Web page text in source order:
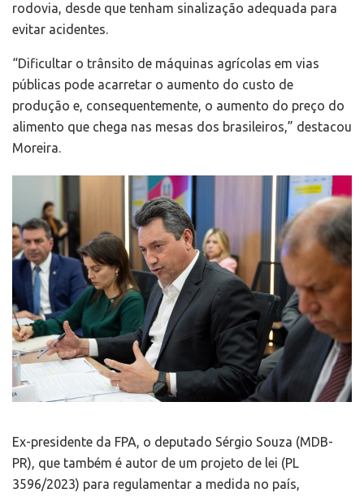
rodovia, desde que tenham sinalização adequada para
evitar acidentes.
“Dificultar o trânsito de máquinas agrícolas em vias
públicas pode acarretar o aumento do custo de
produção e, consequentemente, o aumento do preço do
alimento que chega nas mesas dos brasileiros,” destacou
Moreira.
Ex-presidente da FPA, o deputado Sérgio Souza (MDB-
PR), que também é autor de um projeto de lei (PL
3596/2023) para regulamentar a medida no país,